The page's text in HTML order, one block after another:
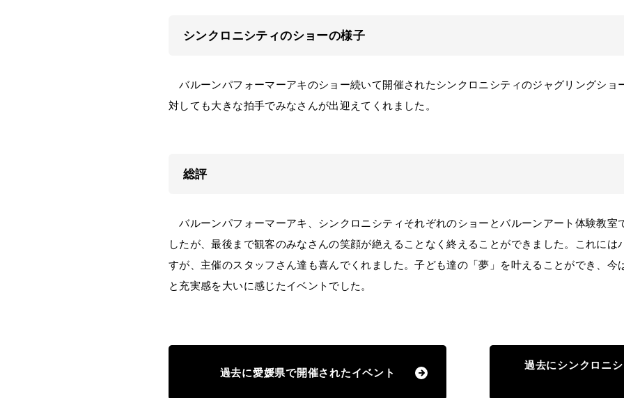
シンクロニシティのショーの様子
バルーンパフォーマーアキのショー続いて開催されたシンクロニシティのジャグリングショ
対しても大きな拍手でみなさんが出迎えてくれました。
総評
バルーンパフォーマーアキ、シンクロニシティそれぞれのショーとバルーンアート体験教室
したが、最後まで観客のみなさんの笑顔が絶えることなく終えることができました。これには
すが、主催のスタッフさん達も喜んでくれました。子ども達の「夢」を叶えることができ、今
と充実感を大いに感じたイベントでした。
過去に愛媛県で開催されたイベント
過去にシンクロニ